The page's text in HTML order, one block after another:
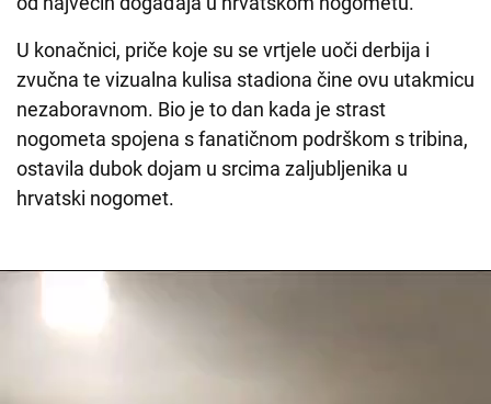
U konačnici, priče koje su se vrtjele uoči derbija i
zvučna te vizualna kulisa stadiona čine ovu utakmicu
nezaboravnom. Bio je to dan kada je strast
nogometa spojena s fanatičnom podrškom s tribina,
ostavila dubok dojam u srcima zaljubljenika u
hrvatski nogomet.